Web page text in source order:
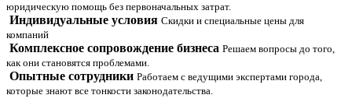
юридическую помощь без первоначальных затрат.
Индивидуальные условия Скидки и специальные цены для
компаний
Комплексное сопровождение бизнеса Решаем вопросы до того,
как они становятся проблемами.
Опытные сотрудники Работаем с ведущими экспертами города,
которые знают все тонкости законодательства.